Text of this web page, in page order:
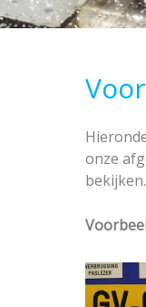
onze
bekijken.